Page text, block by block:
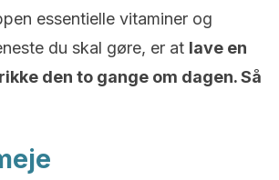
essentielle vitaminer og
du skal gøre, er at lave en
den to gange om dagen. Så